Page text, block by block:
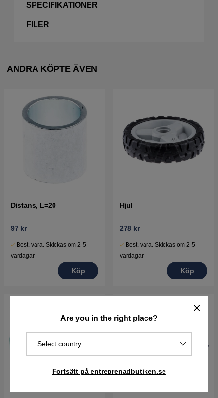
Are you in the right place?
Select country
Fortsätt på entreprenadbutiken.se
SPECIFIKATIONER
FILER
ANDRA KÖPTE ÄVEN
Distans, L=20
97 kr
Best. vara. Skickas om 2-5
vardagar
Köp
Hjul
278 kr
Best. vara. Skickas om 2-5
vardagar
Köp